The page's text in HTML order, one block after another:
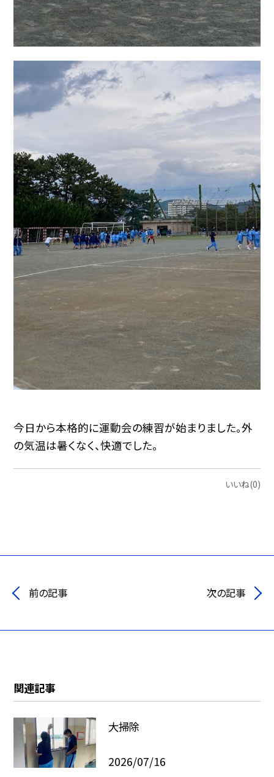
今日から本格的に運動会の練習が始まりました。外
の気温は暑くなく、快適でした。
いいね(0)
前の記事 次の記事
関連記事
大掃除
2026/07/16